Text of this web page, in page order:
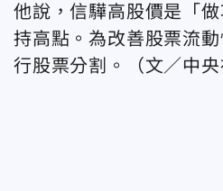
他說，信驊高股價是「
持高點。為改善股票流
行股票分割。（文／中央